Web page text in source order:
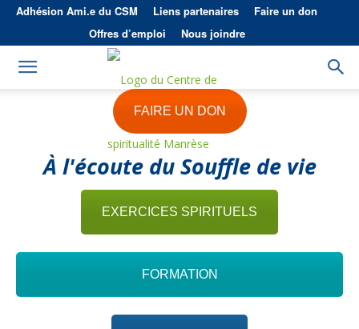
Adhésion Ami.e du CSM Liens partenaires
Faire un don
Offres d’emploi
Nous joindre
FAIRE UN DON
À l'écoute du Souffle de vie
EXERCICES SPIRITUELS
FORMATION